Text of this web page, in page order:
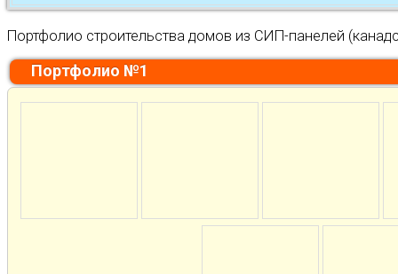
Портфолио строительства домов из СИП-панелей
Портфолио №1